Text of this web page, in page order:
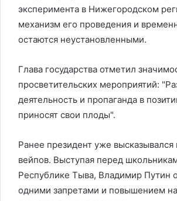
эксперимента в Нижегородском
механизм его проведения и
остаются неустановленными.
Глава государства отметил
просветительских мероприятий:
деятельность и пропаганда в
приносят свои плоды".
Ранее президент уже
вейпов. Выступая перед
Республике Тыва, Владимир Путин
одними запретами и повышением